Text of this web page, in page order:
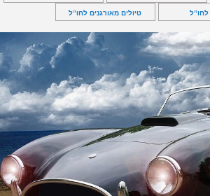
טיולים מאורגנים לחו”ל